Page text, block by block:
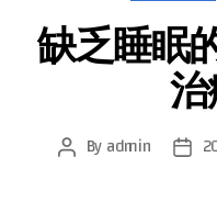
缺乏睡眠
PostByadmin
Post